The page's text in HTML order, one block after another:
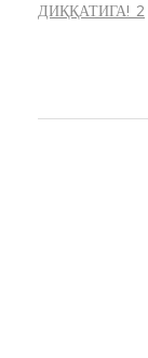
ДИҚҚАТИГА! 2